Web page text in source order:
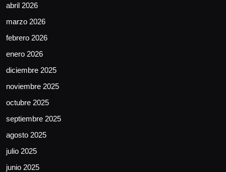
abril 2026
marzo 2026
febrero 2026
enero 2026
diciembre 2025
noviembre 2025
octubre 2025
septiembre 2025
agosto 2025
julio 2025
junio 2025